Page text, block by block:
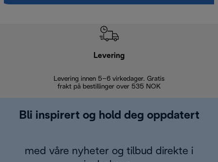
Levering
Levering innen 5–6 virkedager. Gratis
frakt på bestillinger over 535 NOK
Bli inspirert og hold deg oppdatert
med våre nyheter og tilbud direkte i